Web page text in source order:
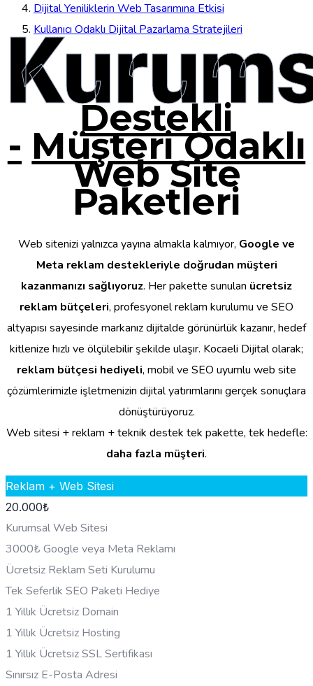
Dijital Yeniliklerin Web Tasarımına Etkisi
Kullanıcı Odaklı Dijital Pazarlama Stratejileri
Destekli
- Müşteri Odaklı
Web Site
Paketleri
Web sitenizi yalnızca yayına almakla kalmıyor, Google ve
Meta reklam destekleriyle doğrudan müşteri
kazanmanızı sağlıyoruz. Her pakette sunulan ücretsiz
reklam bütçeleri, profesyonel reklam kurulumu ve SEO
altyapısı sayesinde markanız dijitalde görünürlük kazanır, hedef
kitlenize hızlı ve ölçülebilir şekilde ulaşır. Kocaeli Dijital olarak;
reklam bütçesi hediyeli, mobil ve SEO uyumlu web site
çözümlerimizle işletmenizin dijital yatırımlarını gerçek sonuçlara
dönüştürüyoruz.
Web sitesi + reklam + teknik destek tek pakette, tek hedefle:
daha fazla müşteri.
Reklam + Web Sitesi
20.000₺
Kurumsal Web Sitesi
3000₺ Google veya Meta Reklamı
Ücretsiz Reklam Seti Kurulumu
Tek Seferlik SEO Paketi Hediye
1 Yıllık Ücretsiz Domain
1 Yıllık Ücretsiz Hosting
1 Yıllık Ücretsiz SSL Sertifikası
Sınırsız E-Posta Adresi